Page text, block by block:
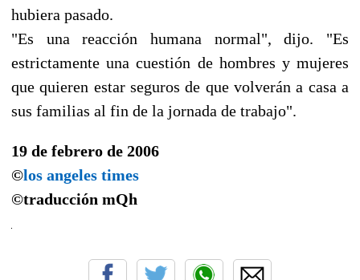
hubiera pasado.
"Es una reacción humana normal", dijo. "Es
estrictamente una cuestión de hombres y mujeres
que quieren estar seguros de que volverán a casa a
sus familias al fin de la jornada de trabajo".
19 de febrero de 2006
©los angeles times
©traducción mQh